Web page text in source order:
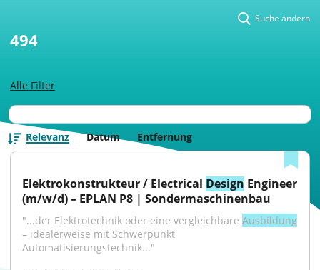
Alle Filter
Suche ändern
494
Relevanz Datum Entfernung
Elektrokonstrukteur / Electrical Design Engineer
(m/w/d) – EPLAN P8 | Sondermaschinenbau
"...der Elektrotechnik oder eine vergleichbare Ausbildung
– idealerweise mit Schwerpunkt
Automatisierungstechnik..."